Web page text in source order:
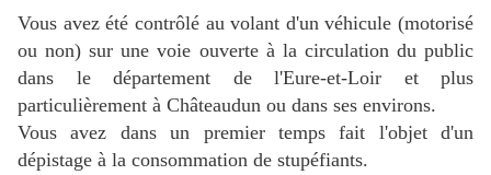
Vous avez été contrôlé au volant d'un véhicule (motorisé
ou non) sur une voie ouverte à la circulation du public
dans le département de l'Eure-et-Loir et plus
particulièrement à Châteaudun ou dans ses environs.
Vous avez dans un premier temps fait l'objet d'un
dépistage à la consommation de stupéfiants.